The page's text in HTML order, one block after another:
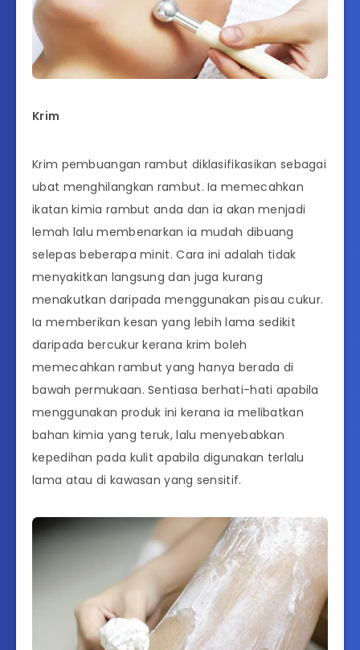
Krim
Krim pembuangan rambut diklasifikasikan sebagai
ubat menghilangkan rambut. Ia memecahkan
ikatan kimia rambut anda dan ia akan menjadi
lemah lalu membenarkan ia mudah dibuang
selepas beberapa minit. Cara ini adalah tidak
menyakitkan langsung dan juga kurang
menakutkan daripada menggunakan pisau cukur.
Ia memberikan kesan yang lebih lama sedikit
daripada bercukur kerana krim boleh
memecahkan rambut yang hanya berada di
bawah permukaan. Sentiasa berhati-hati apabila
menggunakan produk ini kerana ia melibatkan
bahan kimia yang teruk, lalu menyebabkan
kepedihan pada kulit apabila digunakan terlalu
lama atau di kawasan yang sensitif.